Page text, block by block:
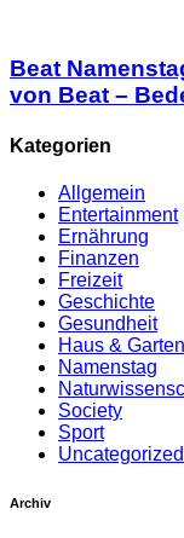
Beat
von Beat –
Kategorien
Allgemein
Entertainment
Ernährung
Finanzen
Freizeit
Geschichte
Gesundheit
Haus & Garten
Namenstag
Society
Sport
Uncategorized
Archiv